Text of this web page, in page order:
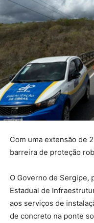
Com uma extensão de
barreira de proteção
O Governo de Sergipe,
Estadual de
aos serviços de
de concreto na ponte